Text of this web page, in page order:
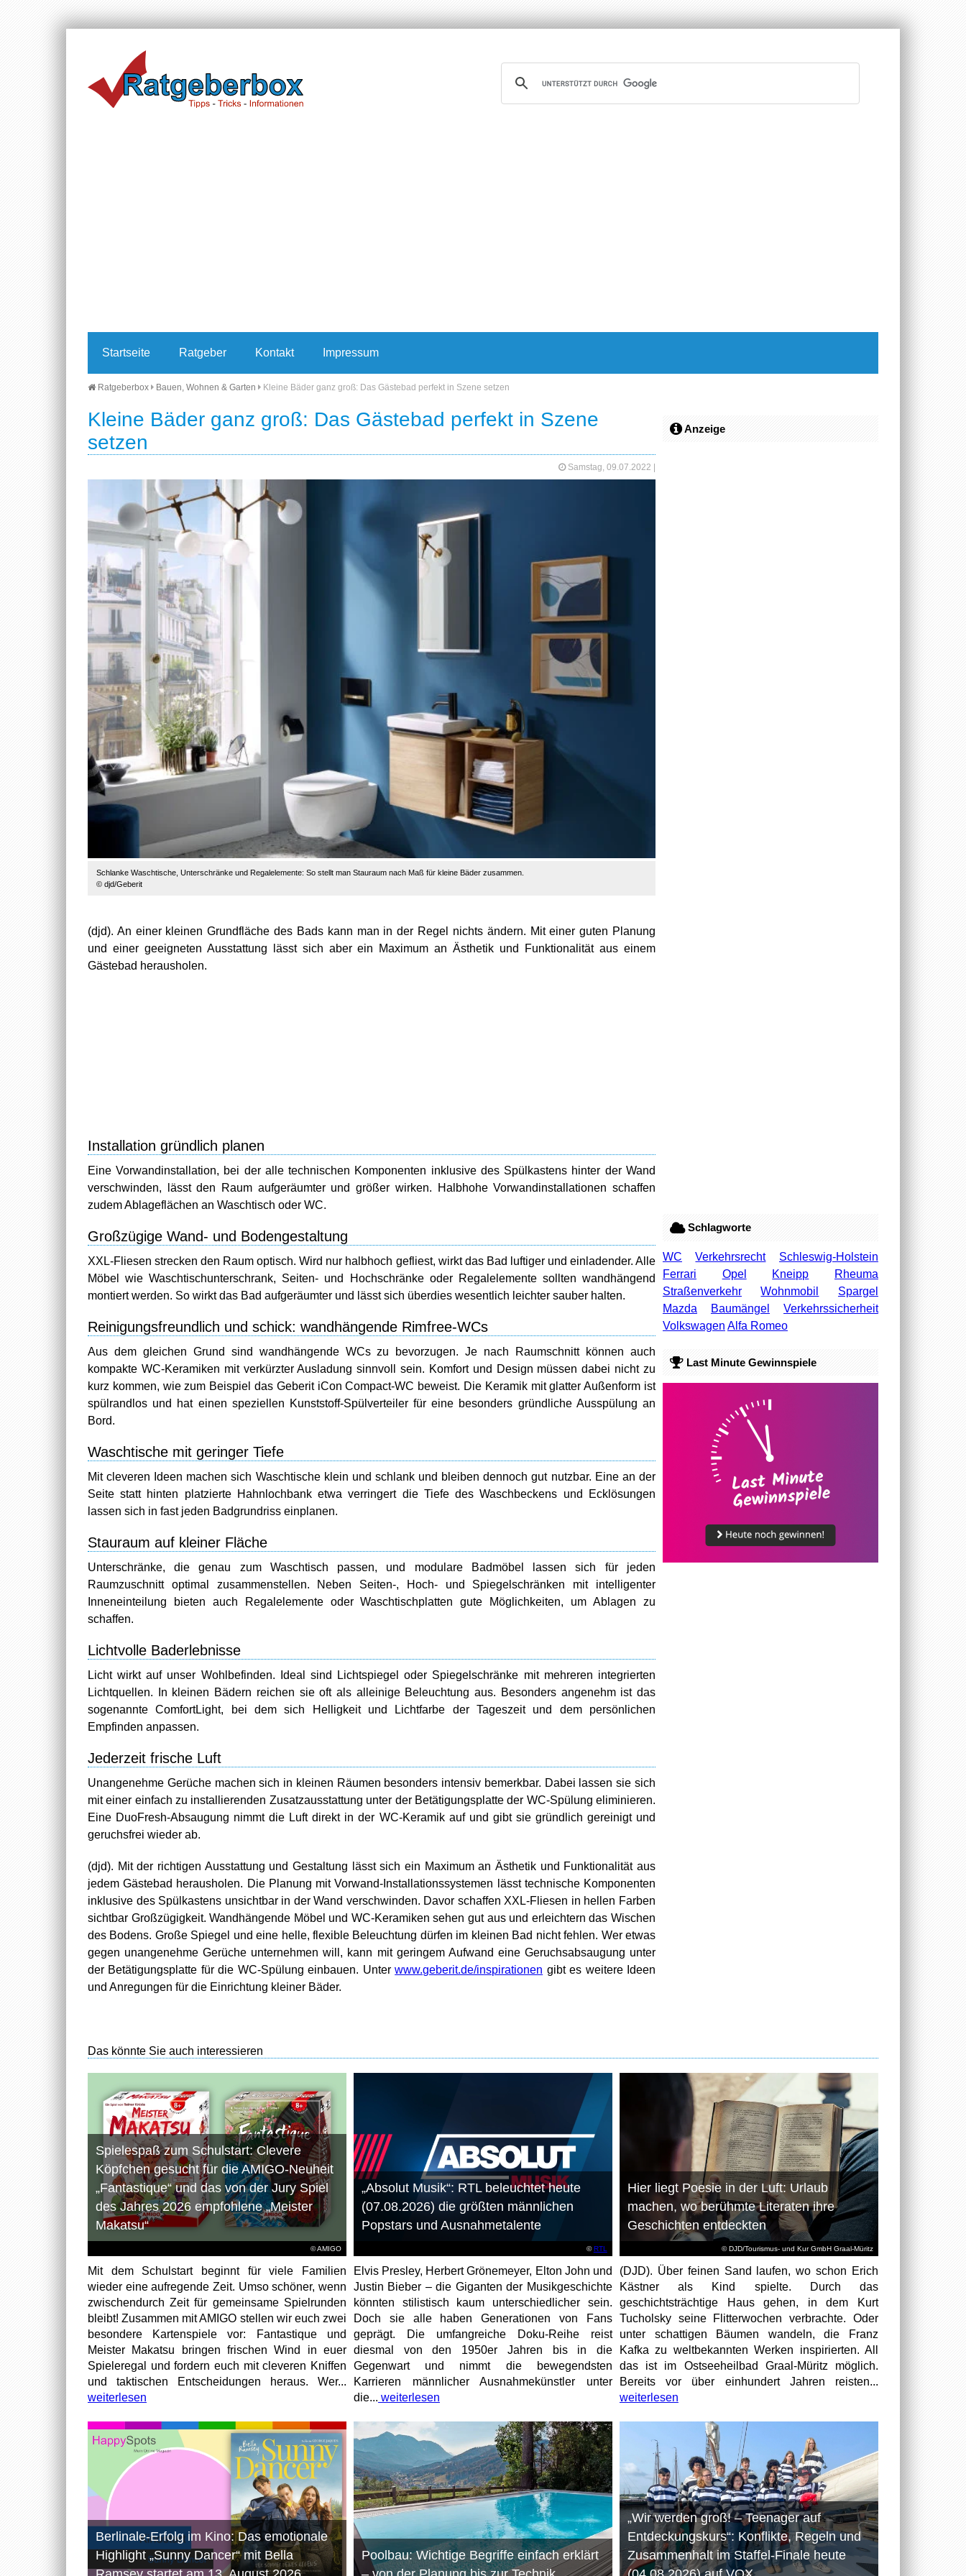
Startseite Ratgeber Kontakt Impressum
Ratgeberbox Bauen, Wohnen & Garten Kleine Bäder ganz groß: Das Gästebad perfekt in Szene setzen
Kleine Bäder ganz groß: Das Gästebad perfekt in Szene
setzen
Samstag, 09.07.2022
Schlanke Waschtische, Unterschränke und Regalelemente: So stellt man Stauraum nach Maß für kleine Bäder zusammen.
© djd/Geberit
(djd). An einer kleinen Grundfläche des Bads kann man in der Regel nichts ändern. Mit einer guten Planung
und einer geeigneten Ausstattung lässt sich aber ein Maximum an Ästhetik und Funktionalität aus einem
Gästebad herausholen.
Installation gründlich planen
Eine Vorwandinstallation, bei der alle technischen Komponenten inklusive des Spülkastens hinter der Wand
verschwinden, lässt den Raum aufgeräumter und größer wirken. Halbhohe Vorwandinstallationen schaffen
zudem Ablageflächen an Waschtisch oder WC.
Großzügige Wand- und Bodengestaltung
XXL-Fliesen strecken den Raum optisch. Wird nur halbhoch gefliest, wirkt das Bad luftiger und einladender. Alle
Möbel wie Waschtischunterschrank, Seiten- und Hochschränke oder Regalelemente sollten wandhängend
montiert werden. So wirkt das Bad aufgeräumter und lässt sich überdies wesentlich leichter sauber halten.
Reinigungsfreundlich und schick: wandhängende Rimfree-WCs
Aus dem gleichen Grund sind wandhängende WCs zu bevorzugen. Je nach Raumschnitt können auch
kompakte WC-Keramiken mit verkürzter Ausladung sinnvoll sein. Komfort und Design müssen dabei nicht zu
kurz kommen, wie zum Beispiel das Geberit iCon Compact-WC beweist. Die Keramik mit glatter Außenform ist
spülrandlos und hat einen speziellen Kunststoff-Spülverteiler für eine besonders gründliche Ausspülung an
Bord.
Waschtische mit geringer Tiefe
Mit cleveren Ideen machen sich Waschtische klein und schlank und bleiben dennoch gut nutzbar. Eine an der
Seite statt hinten platzierte Hahnlochbank etwa verringert die Tiefe des Waschbeckens und Ecklösungen
lassen sich in fast jeden Badgrundriss einplanen.
Stauraum auf kleiner Fläche
Unterschränke, die genau zum Waschtisch passen, und modulare Badmöbel lassen sich für jeden
Raumzuschnitt optimal zusammenstellen. Neben Seiten-, Hoch- und Spiegelschränken mit intelligenter
Inneneinteilung bieten auch Regalelemente oder Waschtischplatten gute Möglichkeiten, um Ablagen zu
schaffen.
Lichtvolle Baderlebnisse
Licht wirkt auf unser Wohlbefinden. Ideal sind Lichtspiegel oder Spiegelschränke mit mehreren integrierten
Lichtquellen. In kleinen Bädern reichen sie oft als alleinige Beleuchtung aus. Besonders angenehm ist das
sogenannte ComfortLight, bei dem sich Helligkeit und Lichtfarbe der Tageszeit und dem persönlichen
Empfinden anpassen.
Jederzeit frische Luft
Unangenehme Gerüche machen sich in kleinen Räumen besonders intensiv bemerkbar. Dabei lassen sie sich
mit einer einfach zu installierenden Zusatzausstattung unter der Betätigungsplatte der WC-Spülung eliminieren.
Eine DuoFresh-Absaugung nimmt die Luft direkt in der WC-Keramik auf und gibt sie gründlich gereinigt und
geruchsfrei wieder ab.
(djd). Mit der richtigen Ausstattung und Gestaltung lässt sich ein Maximum an Ästhetik und Funktionalität aus
jedem Gästebad herausholen. Die Planung mit Vorwand-Installationssystemen lässt technische Komponenten
inklusive des Spülkastens unsichtbar in der Wand verschwinden. Davor schaffen XXL-Fliesen in hellen Farben
sichtbar Großzügigkeit. Wandhängende Möbel und WC-Keramiken sehen gut aus und erleichtern das Wischen
des Bodens. Große Spiegel und eine helle, flexible Beleuchtung dürfen im kleinen Bad nicht fehlen. Wer etwas
gegen unangenehme Gerüche unternehmen will, kann mit geringem Aufwand eine Geruchsabsaugung unter
der Betätigungsplatte für die WC-Spülung einbauen. Unterwww.geberit.de/inspirationen gibt es weitere Ideen
und Anregungen für die Einrichtung kleiner Bäder.
Anzeige
Schlagworte
WC Verkehrsrecht
Schleswig-Holstein
Ferrari
Opel Kneipp
Rheuma
Straßenverkehr
Wohnmobil
Spargel
Mazda
Baumängel
Verkehrssicherheit
Volkswagen Alfa Romeo
Last Minute Gewinnspiele
Das könnte Sie auch interessieren
© AMIGO
Spielespaß zum Schulstart: Clevere
Köpfchen gesucht für die AMIGO-Neuheit
„Fantastique“ und das von der Jury Spiel
des Jahres 2026 empfohlene „Meister
Makatsu“
Mit dem Schulstart beginnt für viele Familien
wieder eine aufregende Zeit. Umso schöner, wenn
zwischendurch Zeit für gemeinsame Spielrunden
bleibt! Zusammen mit AMIGO stellen wir euch zwei
besondere Kartenspiele vor: Fantastique und
Meister Makatsu bringen frischen Wind in euer
Spieleregal und fordern euch mit cleveren Kniffen
und taktischen Entscheidungen heraus. Wer...
weiterlesen
©RTL
„Absolut Musik“: RTL beleuchtet heute
(07.08.2026) die größten männlichen
Popstars und Ausnahmetalente
Elvis Presley, Herbert Grönemeyer, Elton John und
Justin Bieber – die Giganten der Musikgeschichte
könnten stilistisch kaum unterschiedlicher sein.
Doch sie alle haben Generationen von Fans
geprägt. Die umfangreiche Doku-Reihe reist
diesmal von den 1950er Jahren bis in die
Gegenwart und nimmt die bewegendsten
Karrieren männlicher Ausnahmekünstler unter
die... weiterlesen
© DJD/Tourismus- und Kur GmbH Graal-Müritz
Hier liegt Poesie in der Luft: Urlaub
machen, wo berühmte Literaten ihre
Geschichten entdeckten
(DJD). Über feinen Sand laufen, wo schon Erich
Kästner als Kind spielte. Durch das
geschichtsträchtige Haus gehen, in dem Kurt
Tucholsky seine Flitterwochen verbrachte. Oder
unter schattigen Bäumen wandeln, die Franz
Kafka zu weltbekannten Werken inspirierten. All
das ist im Ostseeheilbad Graal-Müritz möglich.
Bereits vor über einhundert Jahren reisten...
weiterlesen
Berlinale-Erfolg im Kino: Das emotionale
Highlight „Sunny Dancer“ mit Bella
Poolbau: Wichtige Begriffe einfach erklärt
„Wir werden groß! – Teenager auf
Entdeckungskurs“: Konflikte, Regeln und
Zusammenhalt im Staffel-Finale heute